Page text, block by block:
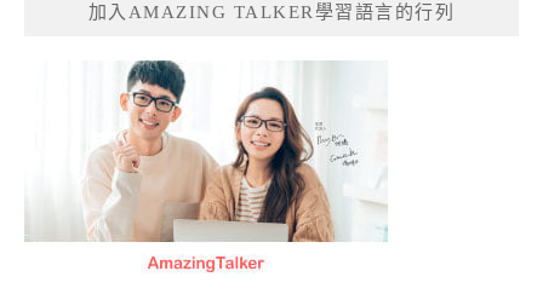
加入AMAZING TALKER學習語言的行列